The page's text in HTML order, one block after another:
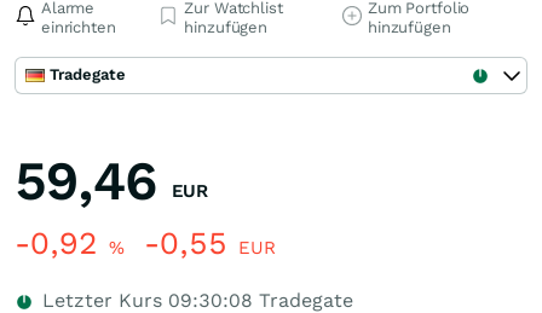
Alarme
einrichten
Zur Watchlist
hinzufügen
Zum Portfolio
hinzufügen
Tradegate
59,46 EUR
-0,92 % -0,55 EUR
Letzter Kurs 09:30:08 Tradegate